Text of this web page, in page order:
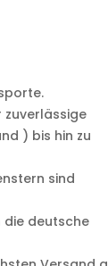
zuverlässige
) bis hin zu
sind
die deutsche